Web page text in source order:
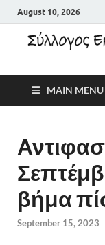
August 10, 2026
MAIN MENU
βήμα
September 15, 2023